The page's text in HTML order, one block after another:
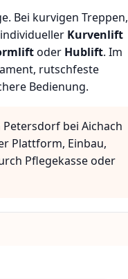
Bei kurvigen Treppen,
Kurvenlift
oder Hublift. Im
rutschfeste
Bedienung.
bei Aichach
Plattform, Einbau,
Pflegekasse oder